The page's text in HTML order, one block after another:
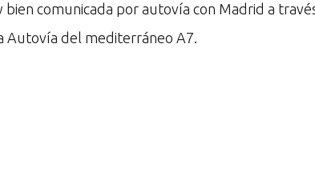
comunicada por autovía con Madrid a
Autovía del mediterráneo A7.